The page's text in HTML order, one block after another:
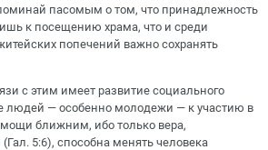
пасомым о том, что принадлежность
к посещению храма, что и среди
попечений важно сохранять
с этим имеет развитие социального
людей — особенно молодежи — к участию в
ближним, ибо только вера,
5:6), способна менять человека